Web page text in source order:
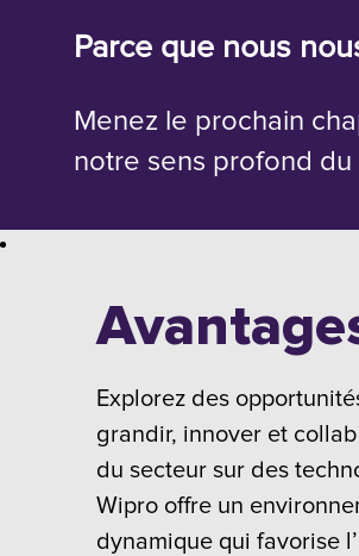
Parce que nous
Menez le prochain
notre sens profond
Explorez des
grandir, innover et
du secteur sur des
Wipro offre un
dynamique qui favorise